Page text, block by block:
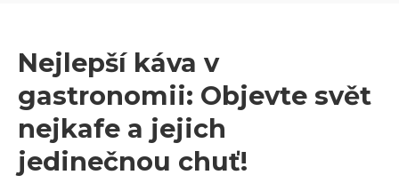
Nejlepší káva v
gastronomii: Objevte svět
nejkafe a jejich
jedinečnou chuť!